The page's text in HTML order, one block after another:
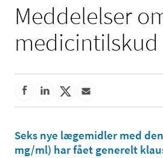
Meddelelser
medicintilskud
Seks nye lægemidler med
mg/ml) har fået generelt